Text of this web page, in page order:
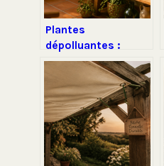
Plantes
dépolluantes :
gadget décoratif ou
véritable allié pour
la qualité de l’air ?